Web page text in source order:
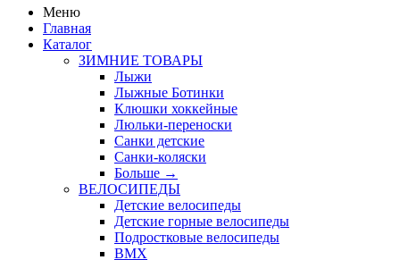
Меню
Главная
Каталог
ЗИМНИЕ ТОВАРЫ
Лыжи
Лыжные Ботинки
Клюшки хоккейные
Люльки-переноски
Санки детские
Санки-коляски
Больше →
ВЕЛОСИПЕДЫ
Детские велосипеды
Детские горные велосипеды
Подростковые велосипеды
BMX